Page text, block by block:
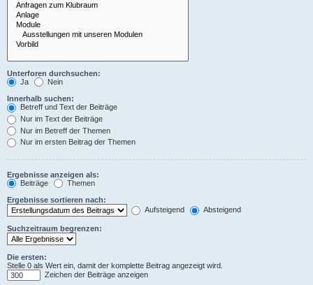
Unterforen durchsuchen:
Ja
Nein
Innerhalb suchen:
Betreff und Text der Beiträge
Nur im Text der Beiträge
Nur im Betreff der Themen
Nur im ersten Beitrag der Themen
Ergebnisse anzeigen als:
Beiträge
Themen
Ergebnisse sortieren nach:
Aufsteigend
Absteigend
Suchzeitraum begrenzen:
Die ersten:
Stelle 0 als Wert ein, damit der komplette Beitrag angezeigt wird.
Zeichen der Beiträge anzeigen